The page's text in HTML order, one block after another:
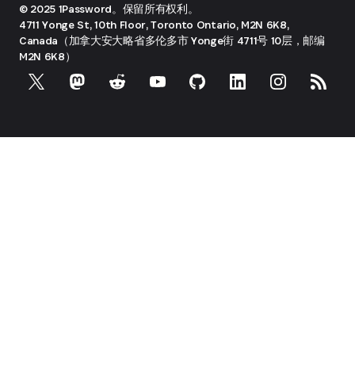
© 2025 1Password。保留所有权利。
4711 Yonge St, 10th Floor, Toronto Ontario, M2N 6K8,
Canada（加拿大安大略省多伦多市 Yonge街 4711号 10层，邮编
M2N 6K8）